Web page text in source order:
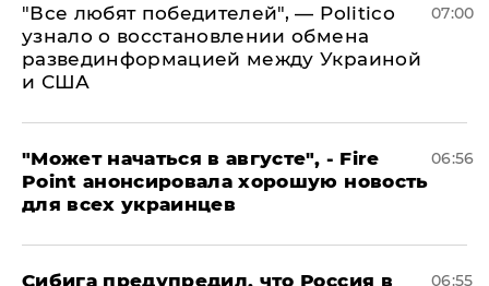
​"Все любят победителей", — Politico
узнало о восстановлении обмена
развединформацией между Украиной
и США
07:00
"Может начаться в августе", - Fire
Point анонсировала хорошую новость
для всех украинцев
06:56
Сибига предупредил, что Россия в 06:55